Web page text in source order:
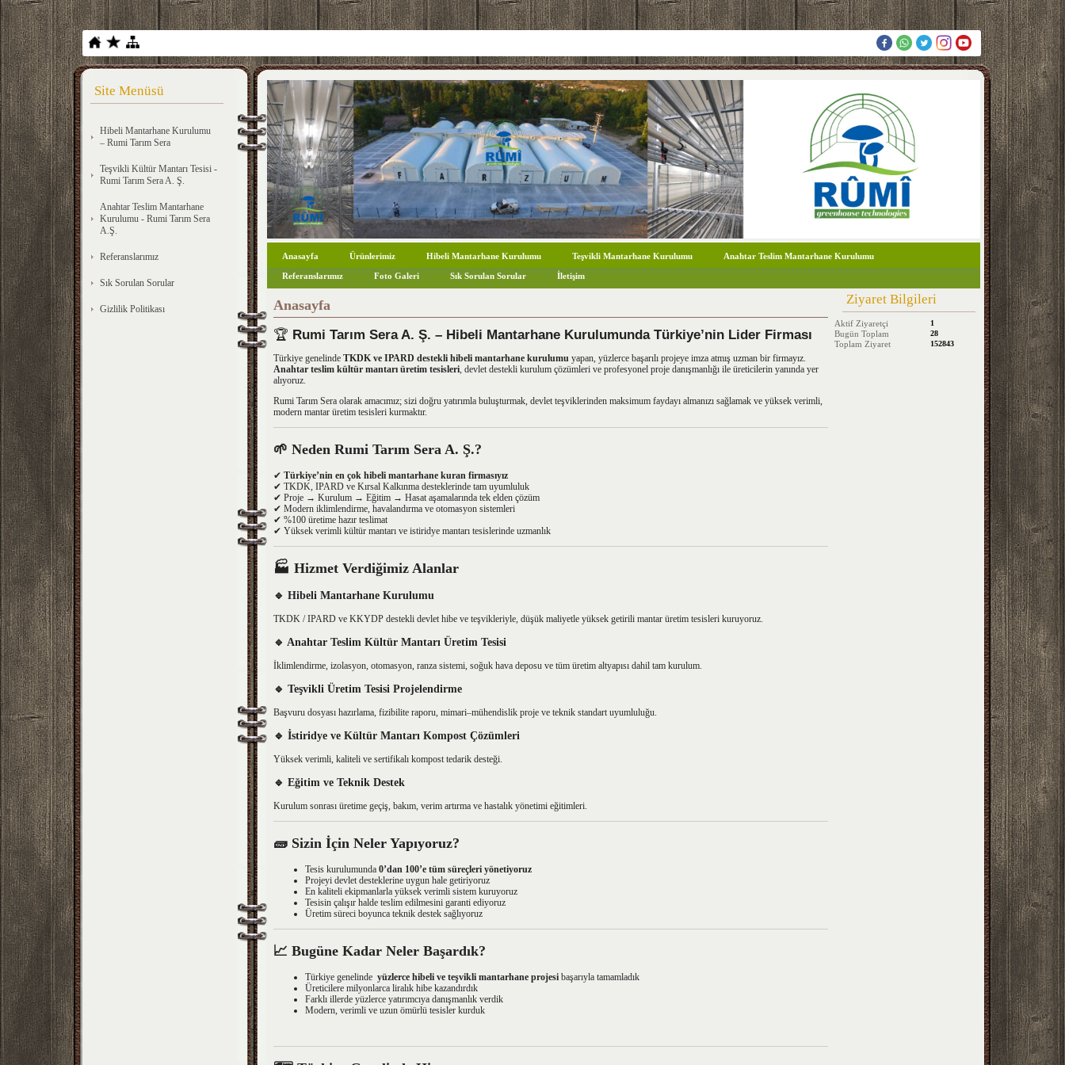
Site Menüsü
Hibeli Mantarhane Kurulumu
– Rumi Tarım Sera
Teşvikli Kültür Mantarı Tesisi -
Rumi Tarım Sera A. Ş.
Anahtar Teslim Mantarhane
Kurulumu - Rumi Tarım Sera
A.Ş.
Referanslarımız
Sık Sorulan Sorular
Gizlilik Politikası
Anasayfa Ürünlerimiz Hibeli Mantarhane Kurulumu Teşvikli Mantarhane Kurulumu Anahtar Teslim Mantarhane Kurulumu
Referanslarımız Foto Galeri Sık Sorulan Sorular İletişim
Anasayfa
🏆 Rumi Tarım Sera A. Ş. – Hibeli Mantarhane Kurulumunda Türkiye’nin Lider Firması
Türkiye genelinde TKDK ve IPARD destekli hibeli mantarhane kurulumu yapan, yüzlerce başarılı projeye imza atmış uzman bir firmayız.
Anahtar teslim kültür mantarı üretim tesisleri, devlet destekli kurulum çözümleri ve profesyonel proje danışmanlığı ile üreticilerin yanında yer
alıyoruz.
Rumi Tarım Sera olarak amacımız; sizi doğru yatırımla buluşturmak, devlet teşviklerinden maksimum faydayı almanızı sağlamak ve yüksek verimli,
modern mantar üretim tesisleri kurmaktır.
🌱 Neden Rumi Tarım Sera A. Ş.?
✔ Türkiye’nin en çok hibeli mantarhane kuran firmasıyız
✔ TKDK, IPARD ve Kırsal Kalkınma desteklerinde tam uyumluluk
✔ Proje → Kurulum → Eğitim → Hasat aşamalarında tek elden çözüm
✔ Modern iklimlendirme, havalandırma ve otomasyon sistemleri
✔ %100 üretime hazır teslimat
✔ Yüksek verimli kültür mantarı ve istiridye mantarı tesislerinde uzmanlık
🏭 Hizmet Verdiğimiz Alanlar
🔹 Hibeli Mantarhane Kurulumu
TKDK / IPARD ve KKYDP destekli devlet hibe ve teşvikleriyle, düşük maliyetle yüksek getirili mantar üretim tesisleri kuruyoruz.
🔹 Anahtar Teslim Kültür Mantarı Üretim Tesisi
İklimlendirme, izolasyon, otomasyon, ranza sistemi, soğuk hava deposu ve tüm üretim altyapısı dahil tam kurulum.
🔹 Teşvikli Üretim Tesisi Projelendirme
Başvuru dosyası hazırlama, fizibilite raporu, mimari–mühendislik proje ve teknik standart uyumluluğu.
🔹 İstiridye ve Kültür Mantarı Kompost Çözümleri
Yüksek verimli, kaliteli ve sertifikalı kompost tedarik desteği.
🔹 Eğitim ve Teknik Destek
Kurulum sonrası üretime geçiş, bakım, verim artırma ve hastalık yönetimi eğitimleri.
🧱 Sizin İçin Neler Yapıyoruz?
Tesis kurulumunda 0’dan 100’e tüm süreçleri yönetiyoruz
Projeyi devlet desteklerine uygun hale getiriyoruz
En kaliteli ekipmanlarla yüksek verimli sistem kuruyoruz
Tesisin çalışır halde teslim edilmesini garanti ediyoruz
Üretim süreci boyunca teknik destek sağlıyoruz
📈 Bugüne Kadar Neler Başardık?
Türkiye genelinde yüzlerce hibeli ve teşvikli mantarhane projesi başarıyla tamamladık
Üreticilere milyonlarca liralık hibe kazandırdık
Farklı illerde yüzlerce yatırımcıya danışmanlık verdik
Modern, verimli ve uzun ömürlü tesisler kurduk
Ziyaret Bilgileri
Aktif Ziyaretçi 1
Bugün Toplam 28
Toplam Ziyaret 152843